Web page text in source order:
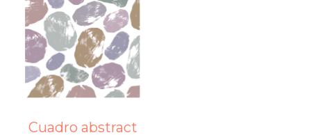
Cuadro abstract